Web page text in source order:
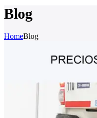
Blog
HomeBlog